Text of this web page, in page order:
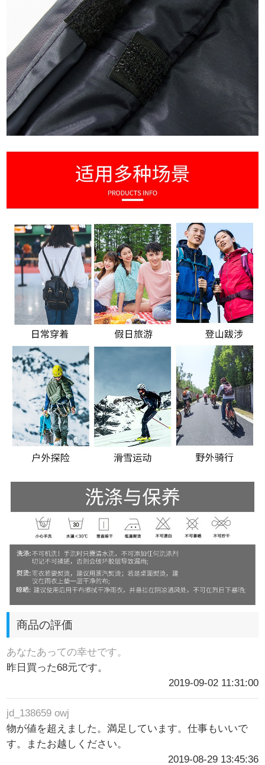
商品の評価
あなたあっての幸せです。
昨日買った68元です。
2019-09-02 11:31:00
jd_138659 owj
物が値を超えました。満足しています。仕事もいいで
す。またお越しください。
2019-08-29 13:45:36